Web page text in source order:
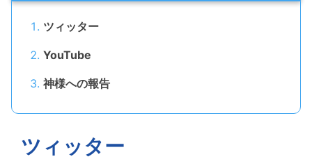
ツィッター
YouTube
神様への報告
ツィッター